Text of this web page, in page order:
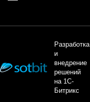
Разработка
и
внедрение
решений
на 1С-
Битрикс